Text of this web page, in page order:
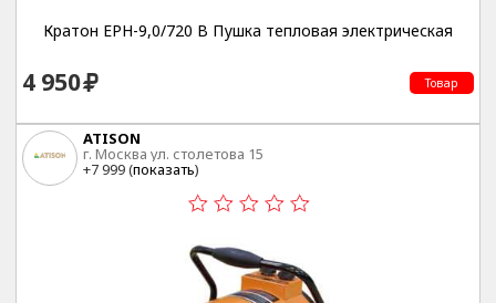
Кратон EPH-9,0/720 B Пушка тепловая электрическая
4 950 Товар
ATISON
г. Москва ул. столетова 15
+7 999 (показать)